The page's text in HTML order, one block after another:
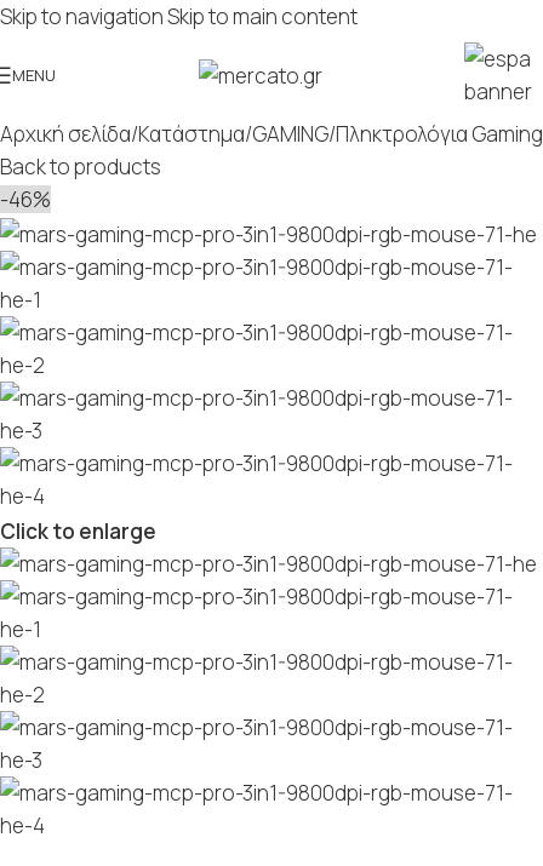
Skip to navigationSkip to main content
MENU
Αρχική σελίδα/Κατάστημα/GAMING/Πληκτρολόγια Gaming
Back to products
-46%
Click to enlarge